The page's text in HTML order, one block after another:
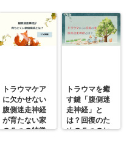
トラウマケア
に欠かせない
腹側迷走神経
が育たない家
の５つの特徴
トラウマを癒
す鍵「腹側迷
走神経」と
は？回復のた
めの５つのヒ